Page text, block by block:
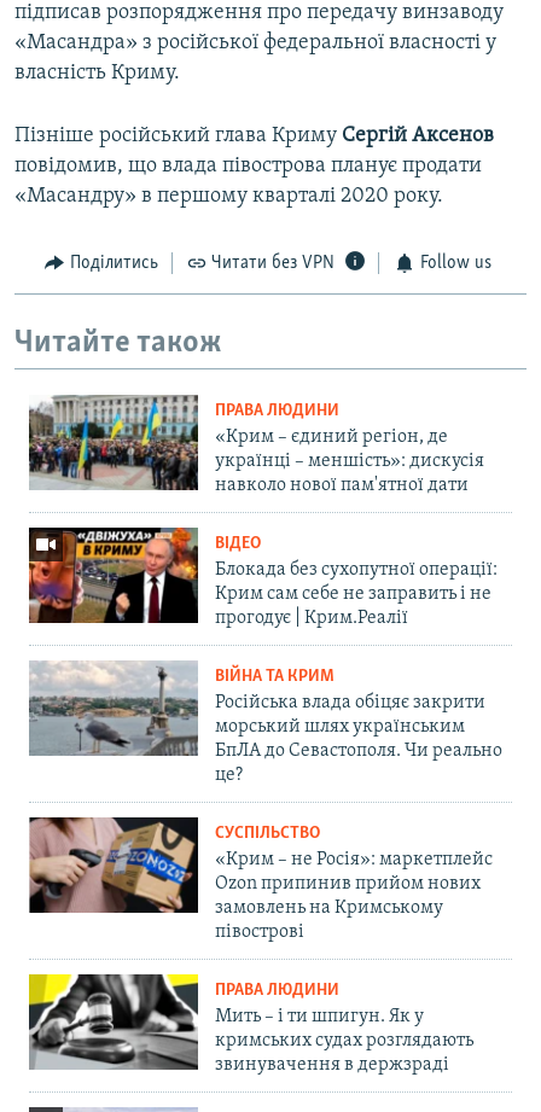
підписав розпорядження про передачу винзаводу
«Масандра» з російської федеральної власності у
власність Криму.
Пізніше російський глава Криму Сергій Аксенов
повідомив, що влада півострова планує продати
«Масандру» в першому кварталі 2020 року.
Поділитись Читати без VPN Follow us
Читайте також
ПРАВА ЛЮДИНИ
«Крим – єдиний регіон, де
українці – меншість»: дискусія
навколо нової пам'ятної дати
ВІДЕО
Блокада без сухопутної операції:
Крим сам себе не заправить і не
прогодує | Крим.Реалії
ВІЙНА ТА КРИМ
Російська влада обіцяє закрити
морський шлях українським
БпЛА до Севастополя. Чи реально
це?
СУСПІЛЬСТВО
«Крим – не Росія»: маркетплейс
Ozon припинив прийом нових
замовлень на Кримському
півострові
ПРАВА ЛЮДИНИ
Мить – і ти шпигун. Як у
кримських судах розглядають
звинувачення в держзраді